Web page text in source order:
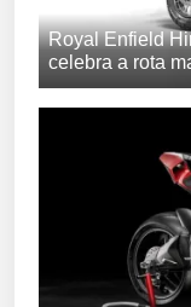
Royal Enfield
celebra a rota